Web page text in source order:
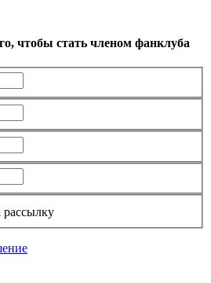
чтобы стать членом фанклуба
рассылку